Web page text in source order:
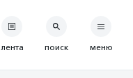
лента поиск меню